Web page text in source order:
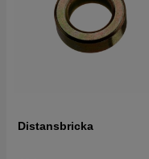
Distansbricka